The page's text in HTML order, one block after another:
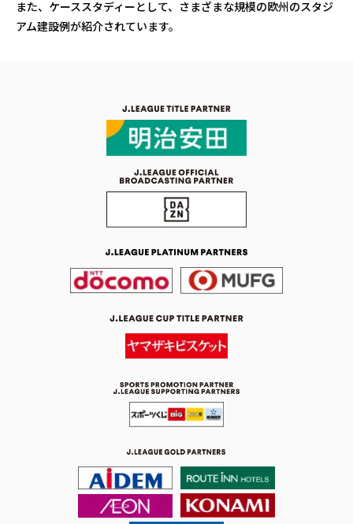
また、ケーススタディーとして、さまざまな規模の欧州のスタジ
アム建設例が紹介されています。